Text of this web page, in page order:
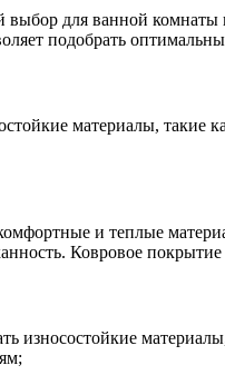
выбор для ванной
подобрать
материалы,
и теплые
Ковровое
износостойкие